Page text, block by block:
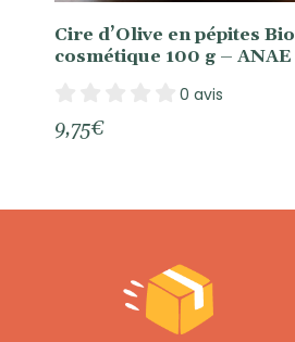
Cire d’Olive en pépites Bio
cosmétique 100 g – ANAE
0 avis
9,75€